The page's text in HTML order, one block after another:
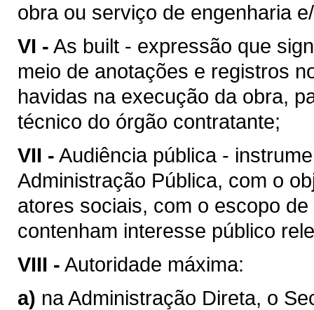
obra ou serviço de engenharia
VI - As built - expressão que
meio de anotações e registros
havidas na execução da obra,
técnico do órgão contratante;
VII - Audiência pública -
Administração Pública, com o
atores sociais, com o escopo
contenham interesse público
VIII - Autoridade máxima:
a) na Administração Direta, o